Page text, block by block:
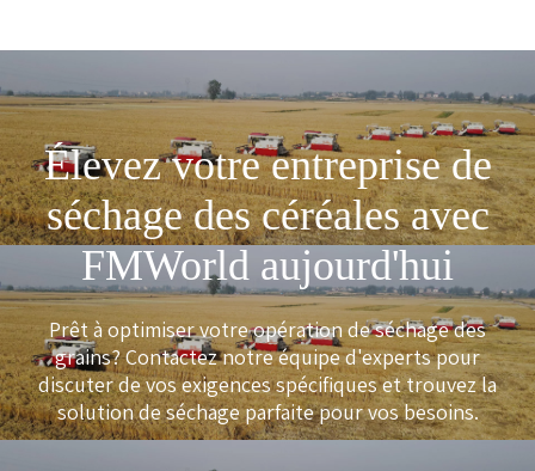
Élevez votre entreprise de
séchage des céréales avec
FMWorld aujourd'hui
Prêt à optimiser votre opération de séchage des
grains? Contactez notre équipe d'experts pour
discuter de vos exigences spécifiques et trouvez la
solution de séchage parfaite pour vos besoins.